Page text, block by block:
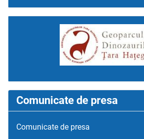
Comunicate de presa
Comunicate de presa